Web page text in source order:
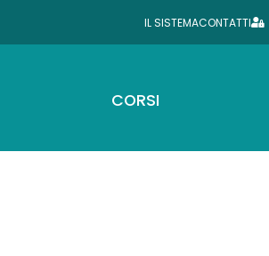
IL SISTEMACONTATTI
CORSI